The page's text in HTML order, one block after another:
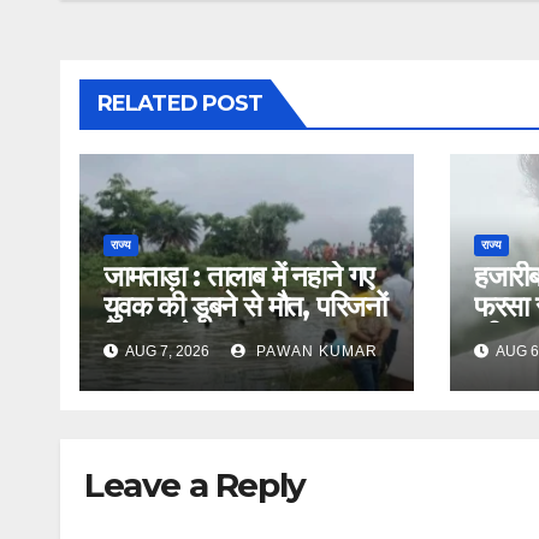
RELATED POST
राज्य
जामताड़ा : तालाब में नहाने गए
युवक की डूबने से मौत, परिजनों
में मचा कोहराम
AUG 7, 2026 PAWAN KUMAR
राज्य
फरसा
कीAUG
Leave a Reply